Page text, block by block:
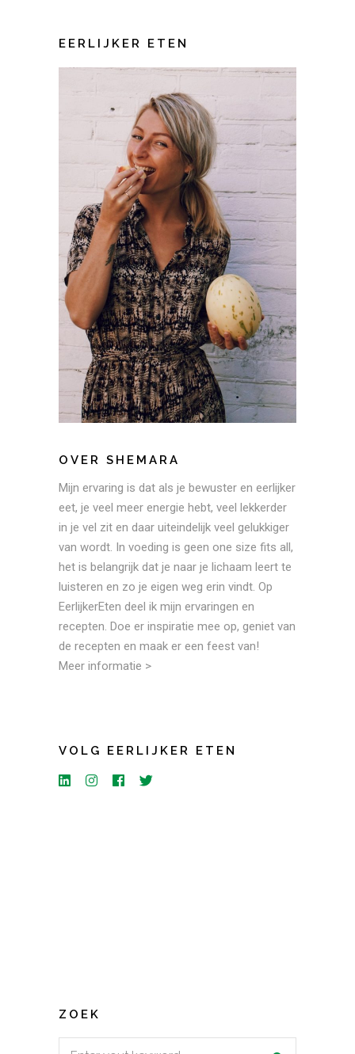
EERLIJKER ETEN
OVER SHEMARA
Mijn ervaring is dat als je bewuster en eerlijker
eet, je veel meer energie hebt, veel lekkerder
in je vel zit en daar uiteindelijk veel gelukkiger
van wordt. In voeding is geen one size fits all,
het is belangrijk dat je naar je lichaam leert te
luisteren en zo je eigen weg erin vindt. Op
EerlijkerEten deel ik mijn ervaringen en
recepten. Doe er inspiratie mee op, geniet van
de recepten en maak er een feest van!
Meer informatie >
VOLG EERLIJKER ETEN
ZOEK